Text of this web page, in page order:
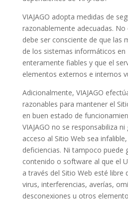
VIAJAGO adopta medidas de
razonablemente adecuadas.
debe ser consciente de que las
de los sistemas informáticos
enteramente fiables y que el
elementos externos e internos
Adicionalmente, VIAJAGO
razonables para mantener el
en buen estado de
VIAJAGO no se responsabiliza
acceso al Sitio Web sea
deficiencias. Ni tampoco puede
contenido o software al que el
a través del Sitio Web esté libre
virus, interferencias, averías,
desconexiones u otros